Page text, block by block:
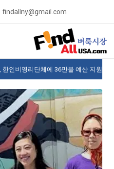
findallny@gmail.com
인비영리단체에 36만불 예산 지원